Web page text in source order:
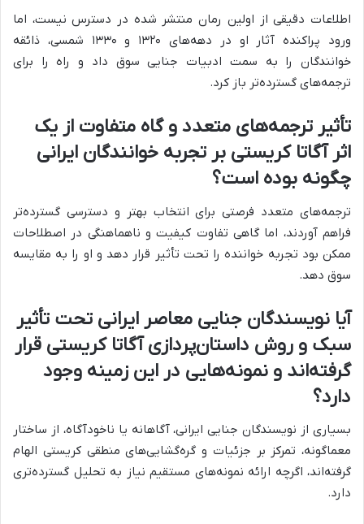
اطلاعات دقیقی از اولین رمان منتشر شده در دسترس نیست، اما
ورود پراکنده آثار او در دهه‌های ۱۳۲۰ و ۱۳۳۰ شمسی، ذائقه
خوانندگان را به سمت ادبیات جنایی سوق داد و راه را برای
ترجمه‌های گسترده‌تر باز کرد.
تأثیر ترجمه‌های متعدد و گاه متفاوت از یک
اثر آگاتا کریستی بر تجربه خوانندگان ایرانی
چگونه بوده است؟
ترجمه‌های متعدد فرصتی برای انتخاب بهتر و دسترسی گسترده‌تر
فراهم آوردند، اما گاهی تفاوت کیفیت و ناهماهنگی در اصطلاحات
ممکن بود تجربه خواننده را تحت تأثیر قرار دهد و او را به مقایسه
سوق دهد.
آیا نویسندگان جنایی معاصر ایرانی تحت تأثیر
سبک و روش داستان‌پردازی آگاتا کریستی قرار
گرفته‌اند و نمونه‌هایی در این زمینه وجود
دارد؟
بسیاری از نویسندگان جنایی ایرانی، آگاهانه یا ناخودآگاه، از ساختار
معماگونه، تمرکز بر جزئیات و گره‌گشایی‌های منطقی کریستی الهام
گرفته‌اند، اگرچه ارائه نمونه‌های مستقیم نیاز به تحلیل گسترده‌تری
دارد.